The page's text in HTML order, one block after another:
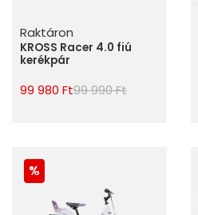
Raktáron
KROSS Racer 4.0 fiú
kerékpár
99 980 Ft99 990 Ft